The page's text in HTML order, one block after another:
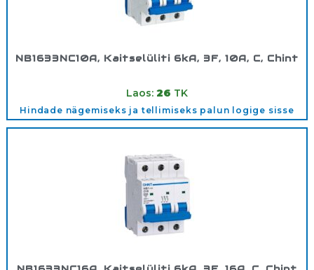
NB1633NC10A, Kaitselüliti 6kA, 3F, 10A, C, Chint
Laos: 26 TK
Hindade nägemiseks ja tellimiseks palun logige sisse